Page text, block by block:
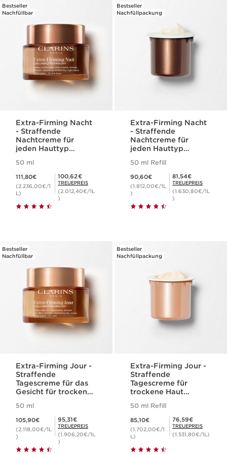
Bestseller
Nachfüllbar
Extra-Firming Nacht
- Straffende
Nachtcreme für
jeden Hauttyp
50 ml
111,80€
(2.236,00€/1
L)
Mitgliederpreis 100,62€
100,62€
TREUEPREIS
(2.012,40€/1L
)
Bestseller
Nachfüllpackung
Extra-Firming Nacht
- Straffende
Nachtcreme für
jeden Hauttyp
50 ml Refill
90,60€
(1.812,00€/1L
)
Mitgliederpreis 81,54€
81,54€
TREUEPREIS
(1.630,80€/1L
)
Bestseller
Nachfüllbar
Extra-Firming Jour -
Straffende
Tagescreme für das
Gesicht für trockene
50 ml
105,90€
(2.118,00€/1L
)
Mitgliederpreis 95,31€
95,31€
TREUEPREIS
(1.906,20€/1L
)
Bestseller
Nachfüllpackung
Extra-Firming Jour -
Straffende
Tagescreme für
trockene Haut
50 ml Refill
85,10€
(1.702,00€/1
L)
Mitgliederpreis 76,59€
76,59€
TREUEPREIS
(1.531,80€/1L)